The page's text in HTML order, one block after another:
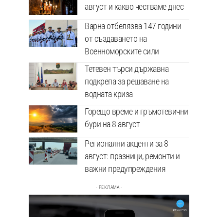
август и какво честваме днес
Варна отбелязва 147 години
от създаването на
Военноморските сили
Тетевен търси държавна
подкрепа за решаване на
водната криза
Горещо време и гръмотевични
бури на 8 август
Регионални акценти за 8
август: празници, ремонти и
важни предупреждения
- РЕКЛАМА -